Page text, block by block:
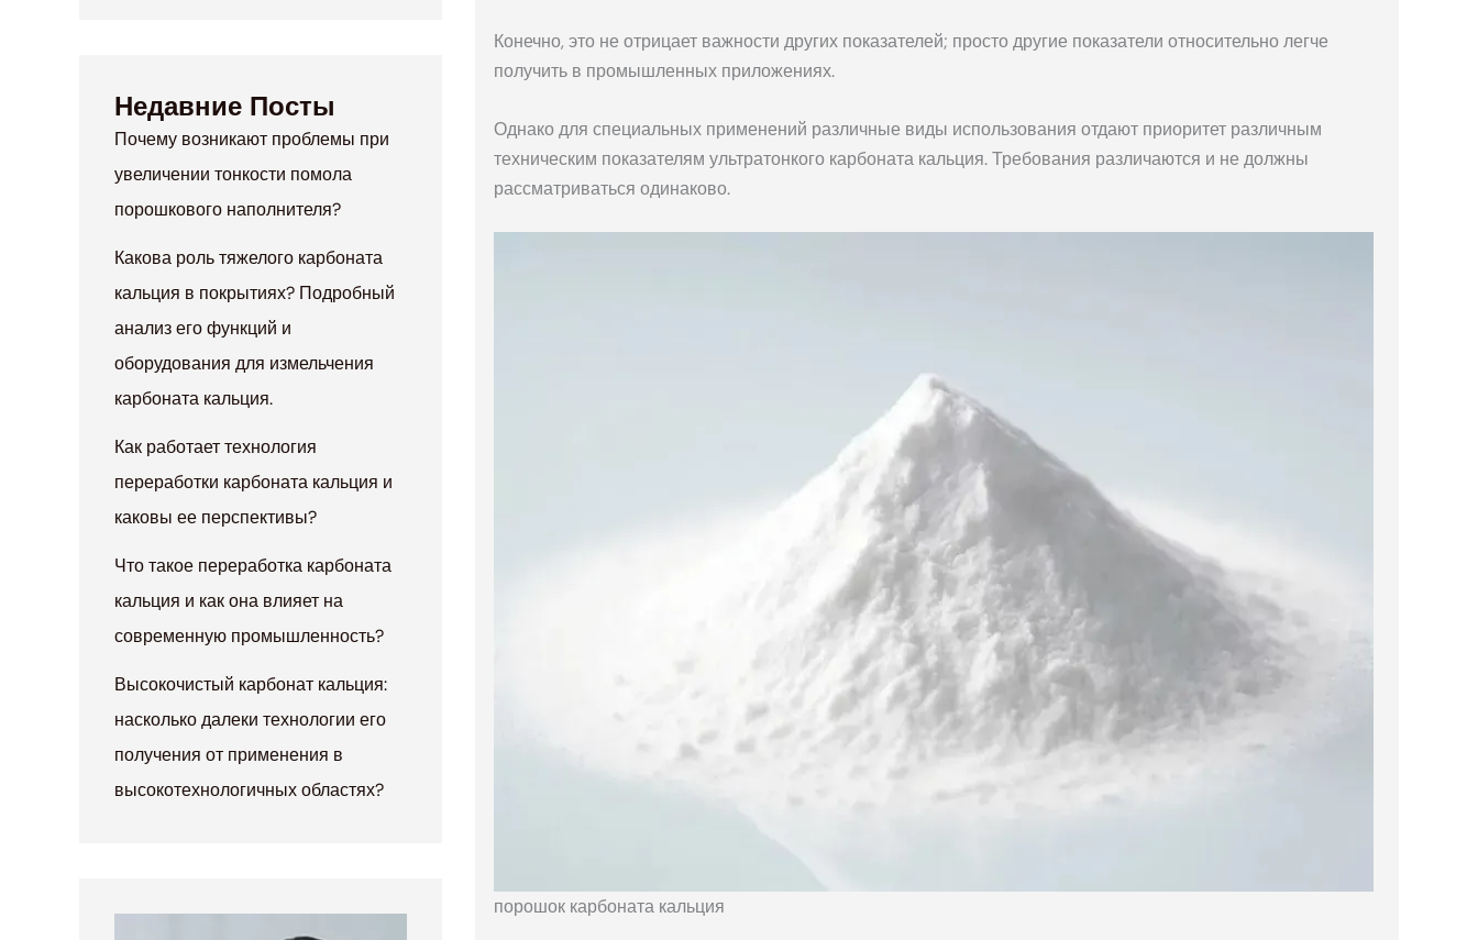
Недавние Посты
Почему возникают проблемы при
увеличении тонкости помола
порошкового наполнителя?
Какова роль тяжелого карбоната
кальция в покрытиях? Подробный
анализ его функций и
оборудования для измельчения
карбоната кальция.
Как работает технология
переработки карбоната кальция и
каковы ее перспективы?
Что такое переработка карбоната
кальция и как она влияет на
современную промышленность?
Высокочистый карбонат кальция:
насколько далеки технологии его
получения от применения в
высокотехнологичных областях?
Конечно, это не отрицает важности других показателей; просто другие показатели относительно легче
получить в промышленных приложениях.
Однако для специальных применений различные виды использования отдают приоритет различным
техническим показателям ультратонкого карбоната кальция. Требования различаются и не должны
рассматриваться одинаково.
порошок карбоната кальция